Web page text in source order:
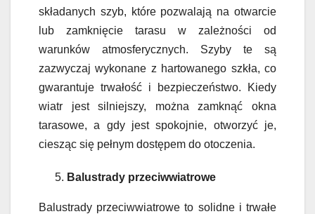
składanych szyb, które pozwalają na otwarcie
lub zamknięcie tarasu w zależności od
warunków atmosferycznych. Szyby te są
zazwyczaj wykonane z hartowanego szkła, co
gwarantuje trwałość i bezpieczeństwo. Kiedy
wiatr jest silniejszy, można zamknąć okna
tarasowe, a gdy jest spokojnie, otworzyć je,
ciesząc się pełnym dostępem do otoczenia.
Balustrady przeciwwiatrowe
Balustrady przeciwwiatrowe to solidne i trwałe